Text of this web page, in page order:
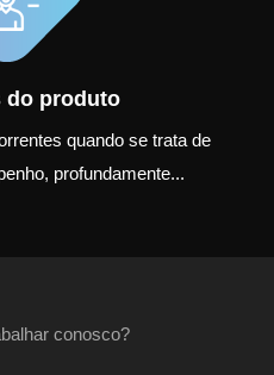
do produto
quando se trata de
profundamente...
conosco?